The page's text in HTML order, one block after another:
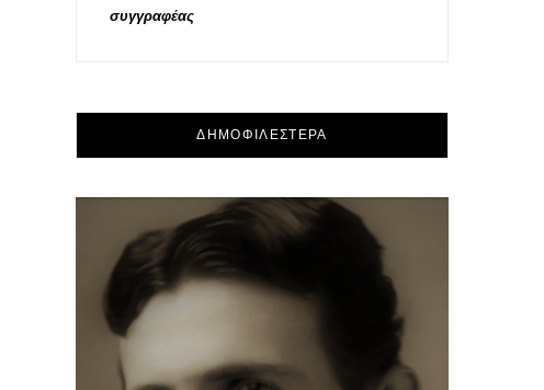
συγγραφέας
ΔΗΜΟΦΙΛΕΣΤΕΡΑ